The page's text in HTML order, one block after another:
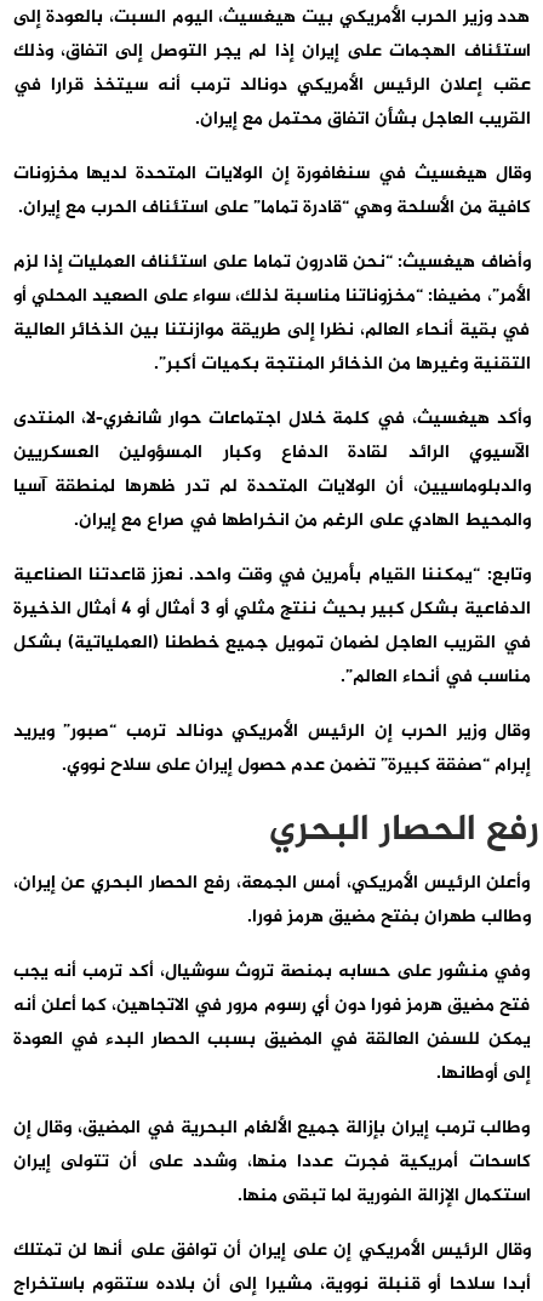
هدد وزير الحرب الأمريكي بيت هيغسيث، اليوم السبت، بالعودة إلى
استئناف الهجمات على إيران إذا لم يجر التوصل إلى اتفاق، وذلك
عقب إعلان الرئيس الأمريكي دونالد ترمب أنه سيتخذ قرارا في
القريب العاجل بشأن اتفاق محتمل مع إيران.
وقال هيغسيث في سنغافورة إن الولايات المتحدة لديها مخزونات
كافية من الأسلحة وهي “قادرة تماما” على استئناف الحرب مع إيران.
وأضاف هيغسيث: “نحن قادرون تماما على استئناف العمليات إذا لزم
الأمر”، مضيفا: “مخزوناتنا مناسبة لذلك، سواء على الصعيد المحلي أو
في بقية أنحاء العالم، نظرا إلى طريقة موازنتنا بين الذخائر العالية
التقنية وغيرها من الذخائر المنتجة بكميات أكبر”.
وأكد هيغسيث، في كلمة خلال اجتماعات حوار شانغري-لا، المنتدى
الآسيوي الرائد لقادة الدفاع وكبار المسؤولين العسكريين
والدبلوماسيين، أن الولايات المتحدة لم تدر ظهرها لمنطقة آسيا
والمحيط الهادي على الرغم من انخراطها في صراع مع إيران.
وتابع: “يمكننا القيام بأمرين في وقت واحد. نعزز قاعدتنا الصناعية
الدفاعية بشكل كبير بحيث ننتج مثلي أو 3 أمثال أو 4 أمثال الذخيرة
في القريب العاجل لضمان تمويل جميع خططنا (العملياتية) بشكل
مناسب في أنحاء العالم”.
وقال وزير الحرب إن الرئيس الأمريكي دونالد ترمب “صبور” ويريد
إبرام “صفقة كبيرة” تضمن عدم حصول إيران على سلاح نووي.
رفع الحصار البحري
وأعلن الرئيس الأمريكي، أمس الجمعة، رفع الحصار البحري عن إيران،
وطالب طهران بفتح مضيق هرمز فورا.
وفي منشور على حسابه بمنصة تروث سوشيال، أكد ترمب أنه يجب
فتح مضيق هرمز فورا دون أي رسوم مرور في الاتجاهين، كما أعلن أنه
يمكن للسفن العالقة في المضيق بسبب الحصار البدء في العودة
إلى أوطانها.
وطالب ترمب إيران بإزالة جميع الألغام البحرية في المضيق، وقال إن
كاسحات أمريكية فجرت عددا منها، وشدد على أن تتولى إيران
استكمال الإزالة الفورية لما تبقى منها.
وقال الرئيس الأمريكي إن على إيران أن توافق على أنها لن تمتلك
أبدا سلاحا أو قنبلة نووية، مشيرا إلى أن بلاده ستقوم باستخراج